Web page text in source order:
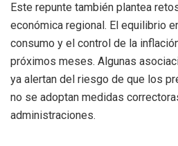
Este repunte también plantea
económica regional. El equilibrio
consumo y el control de la
próximos meses. Algunas
ya alertan del riesgo de que los
no se adoptan medidas
administraciones.